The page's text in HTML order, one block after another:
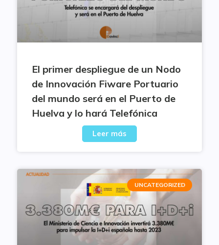
El primer despliegue de un Nodo
de Innovación Fiware Portuario
del mundo será en el Puerto de
Huelva y lo hará Telefónica
Leer más
UNCATEGORIZED